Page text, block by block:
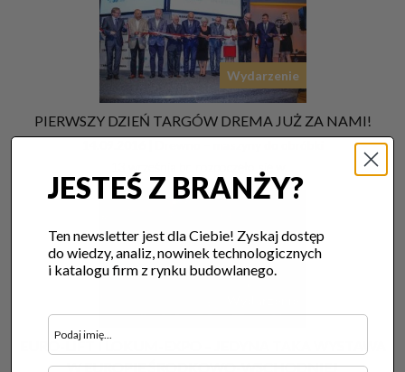
Wydarzenie
PIERWSZY DZIEŃ TARGÓW DREMA JUŻ ZA NAMI!
EURO-LIFT I LOKUM-EXPO – JEDYNA TAKA WYSTAWA
W EUROPIE ŚRODKOWO-WSCHODNIEJ
JESTEŚ Z BRANŻY?
Ten newsletter jest dla Ciebie! Zyskaj dostęp
do wiedzy, analiz, nowinek technologicznych
i katalogu firm z rynku budowlanego.